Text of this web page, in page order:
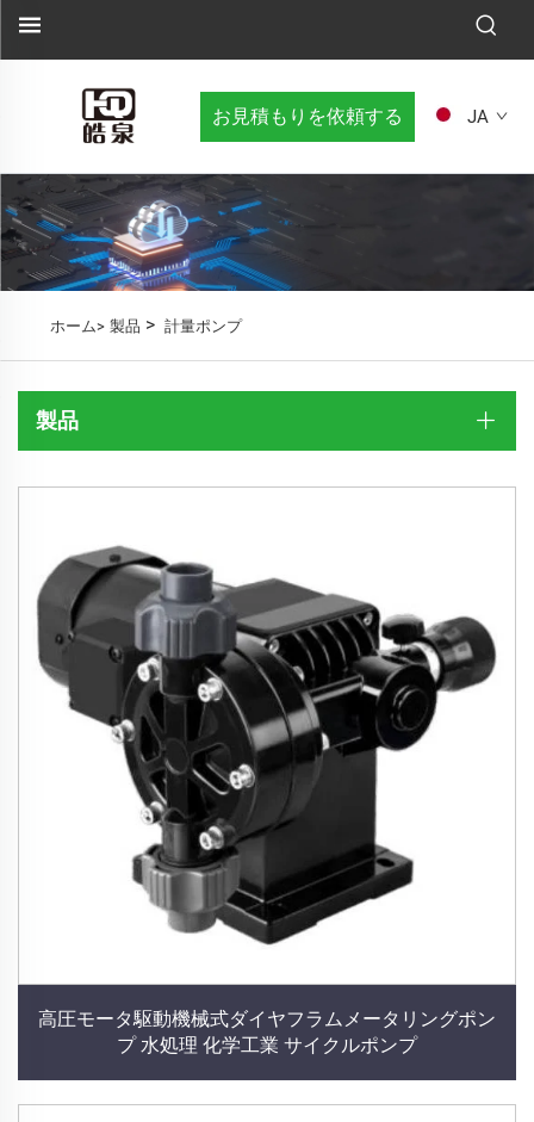
お見積もりを依頼する JA
ホーム> 製品 > 計量ポンプ
製品
高圧モータ駆動機械式ダイヤフラムメータリングポン
プ 水処理 化学工業 サイクルポンプ